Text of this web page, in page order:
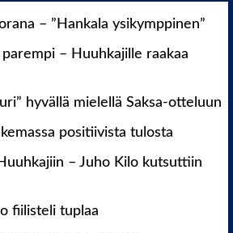
– ”Hankala ysikymppinen”
– Huuhkajille raakaa
hyvällä mielellä Saksa-otteluun
positiivista tulosta
– Juho Kilo kutsuttiin
fiilisteli tuplaa